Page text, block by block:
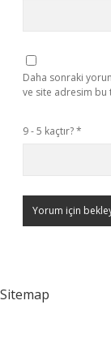
Daha sonraki
ve site adresim bu
9 - 5 kaçtır?*
Sitemap